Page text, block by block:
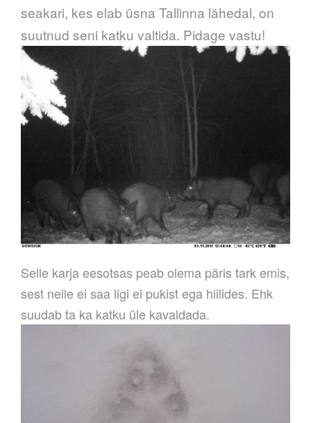
seakari, kes elab üsna Tallinna lähedal, on
suutnud seni katku valtida. Pidage vastu!
Selle karja eesotsas peab olema päris tark emis,
sest neile ei saa ligi ei pukist ega hiilides. Ehk
suudab ta ka katku üle kavaldada.